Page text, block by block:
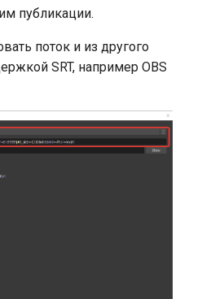
публикации.
поток и из другого
SRT, например OBS